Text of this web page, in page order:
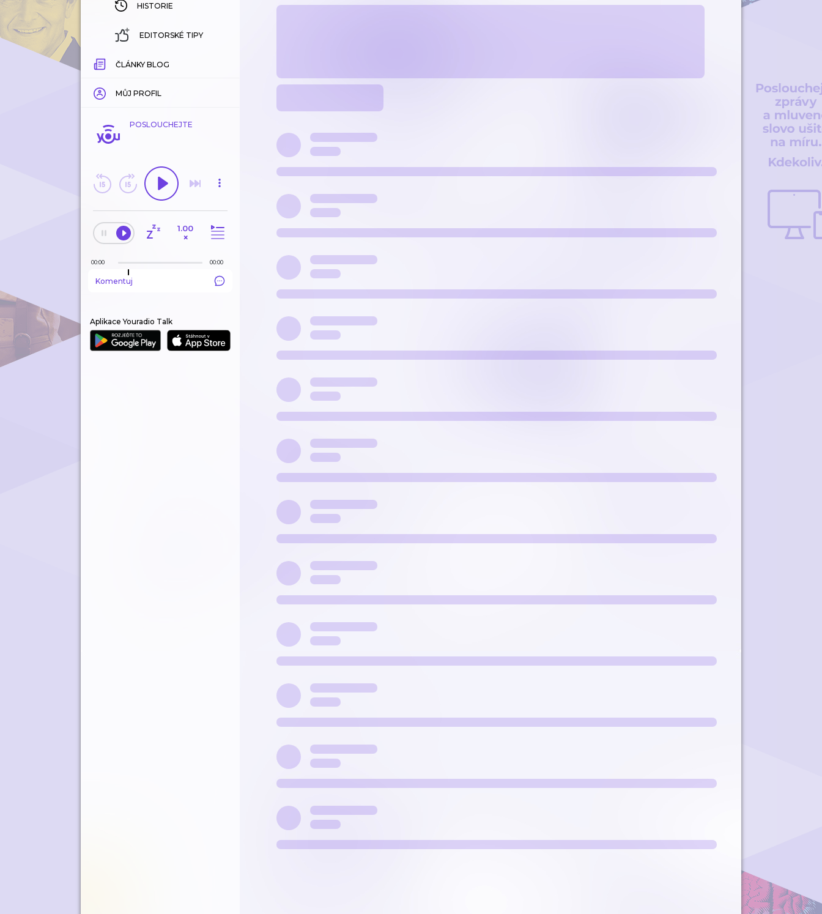
HISTORIE
EDITORSKÉ TIPY
ČLÁNKY BLOG
MŮJ PROFIL
POSLOUCHEJTE
1.00
×
00:00 00:00
Komentuj
Aplikace Youradio Talk